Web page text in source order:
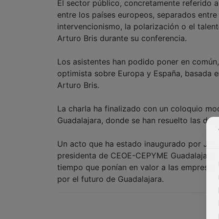
El sector público, concretamente referido
entre los países europeos, separados
intervencionismo, la polarización o el
Arturo Bris durante su conferencia.
Los asistentes han podido poner en
optimista sobre Europa y España,
Arturo Bris.
La charla ha finalizado con un coloquio
Guadalajara, donde se han resuelto las
Un acto que ha estado inaugurado por
presidenta de CEOE-CEPYME
tiempo que ponían en valor a las
por el futuro de Guadalajara.